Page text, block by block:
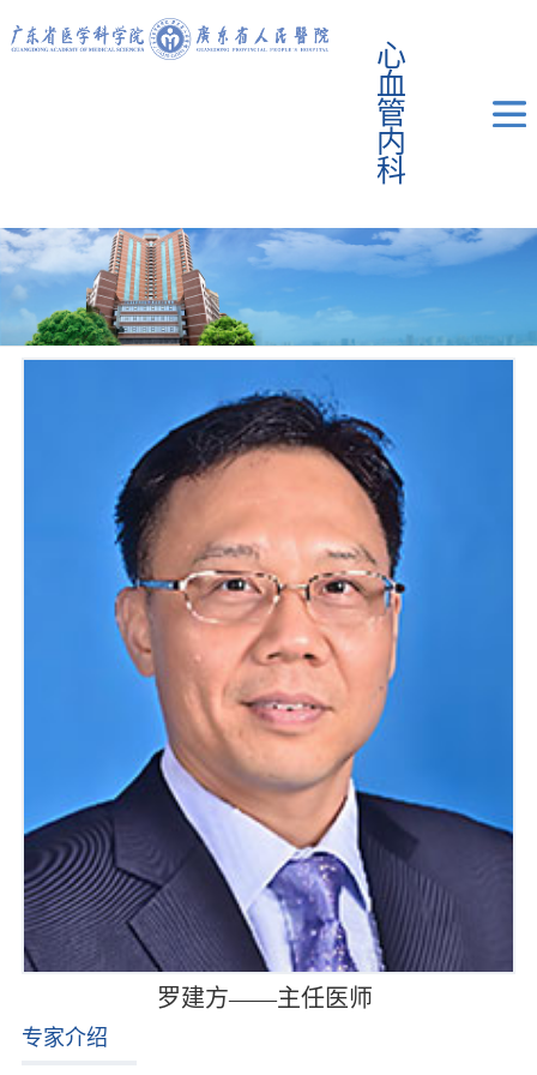
心
血
管
内
科
罗建方——主任医师
专家介绍